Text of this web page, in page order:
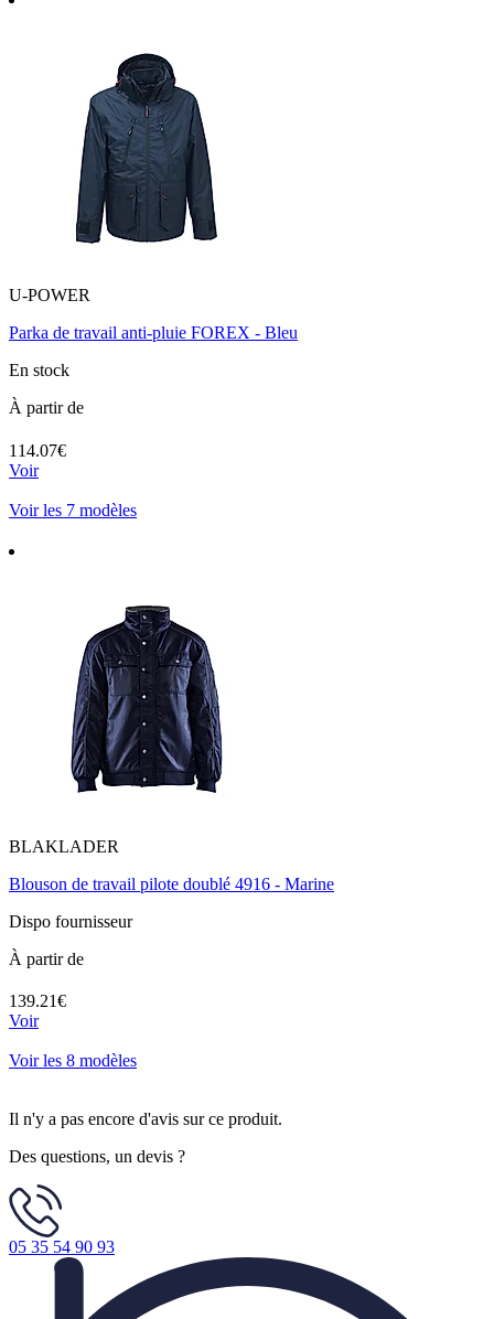
U-POWER
Parka de travail anti-pluie FOREX - Bleu
En stock
À partir de
114.07€
Voir
Voir les 7 modèles
BLAKLADER
Blouson de travail pilote doublé 4916 - Marine
Dispo fournisseur
À partir de
139.21€
Voir
Voir les 8 modèles
Il n'y a pas encore d'avis sur ce produit.
Des questions, un devis ?
05 35 54 90 93